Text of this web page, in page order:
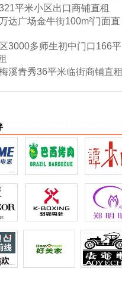
平米小区出口商铺直租
达广场金牛街100m²门面直
3000多师生初中门口166平
溪青秀36平米临街商铺直租